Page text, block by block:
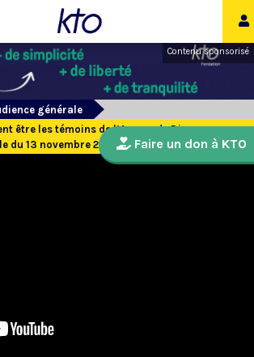
Contenu sponsorisé
générale
être les témoins de l’Amour de Dieu -
du 13 novembre 2019
Faire un don à KTO